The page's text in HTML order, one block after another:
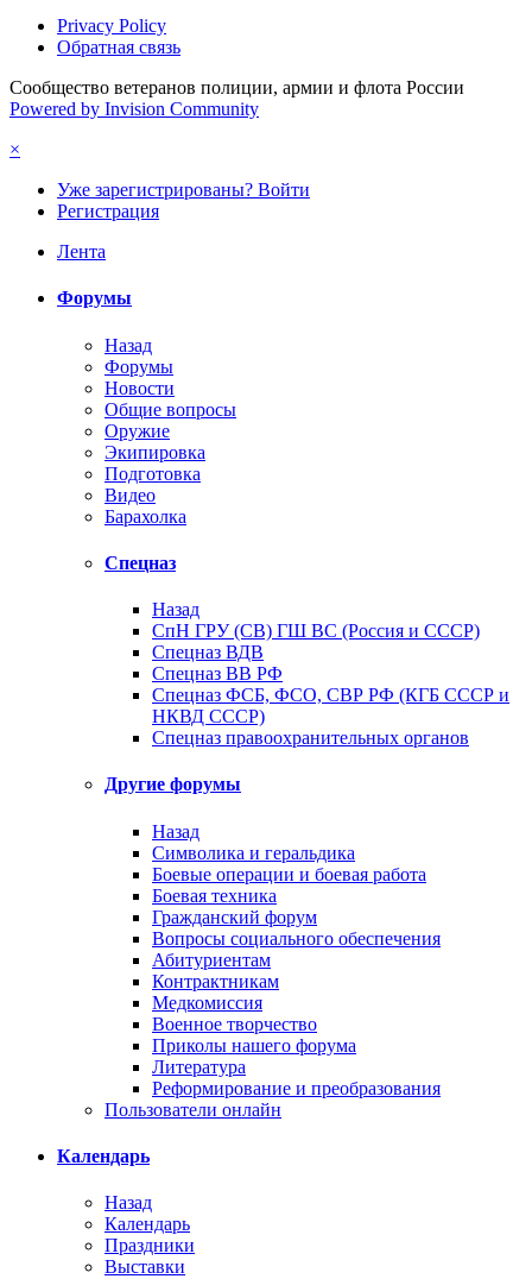
Privacy Policy
Обратная связь
Сообщество ветеранов полиции, армии и флота России
Powered by Invision Community
×
Уже зарегистрированы? Войти
Регистрация
Лента
Форумы
Назад
Форумы
Новости
Общие вопросы
Оружие
Экипировка
Подготовка
Видео
Барахолка
Спецназ
Назад
СпН ГРУ (СВ) ГШ ВС (Россия и СССР)
Спецназ ВДВ
Спецназ ВВ РФ
Спецназ ФСБ, ФСО, СВР РФ (КГБ СССР и
НКВД СССР)
Спецназ правоохранительных органов
Другие форумы
Назад
Символика и геральдика
Боевые операции и боевая работа
Боевая техника
Гражданский форум
Вопросы социального обеспечения
Абитуриентам
Контрактникам
Медкомиссия
Военное творчество
Приколы нашего форума
Литература
Реформирование и преобразования
Пользователи онлайн
Календарь
Назад
Календарь
Праздники
Выставки